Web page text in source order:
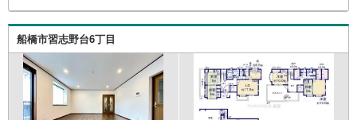
にもご満足いただき、ご納得されるまで、お付き合いをさ
せていただきます。私たちが携わる不動産ビジネスでは安
全で安心な取引を実現することはプロとしての使命です。
営業スタッフを管理職が常にサポートする体制で、ダブル
チェックはもちろん何度も報告と確認を繰り返し、取引の
安全性を追求しています。ご覧いただきありがとうござい
ます！
船橋市習志野台6丁目